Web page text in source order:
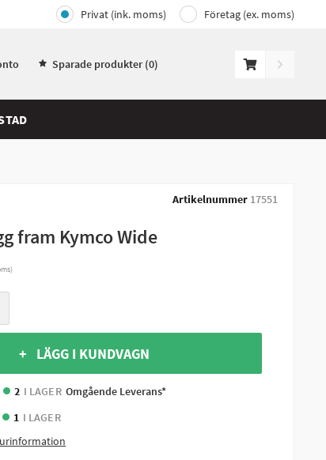
Privat (ink. moms) Företag (ex. moms)
Sparade produkter (0)
Artikelnummer 17551
fram Kymco Wide
+ LÄGG I KUNDVAGN
2 I LAGER Omgående Leverans*
1 I LAGER